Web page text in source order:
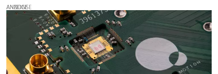
ANZEIGE